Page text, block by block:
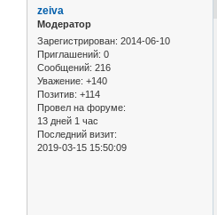
zeiva
Модератор
Зарегистрирован: 2014-06-10
Приглашений: 0
Сообщений: 216
Уважение: +140
Позитив: +114
Провел на форуме:
13 дней 1 час
Последний визит:
2019-03-15 15:50:09